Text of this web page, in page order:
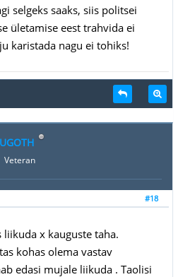
selgeks saaks, siis politsei
ületamise eest trahvida ei
karistada nagu ei tohiks!
Veteran
#18
x kauguste taha.
kohas olema vastav
edasi mujale liikuda . Taolisi